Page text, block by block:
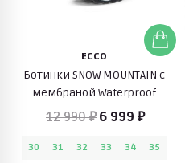
ECCO
Ботинки SNOW MOUNTAIN с
мембраной Waterproof
(черный с синим)
12 990 ₽ 6 999 ₽
30 31 32 33 34 35